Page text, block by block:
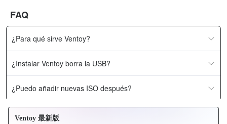
FAQ
¿Para qué sirve Ventoy?
¿Instalar Ventoy borra la USB?
¿Puedo añadir nuevas ISO después?
Ventoy 最新版